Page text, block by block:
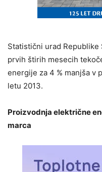
Statistični urad
prvih štirih mesecih
energije za 4 % manjša v
letu 2013.
Proizvodnja električne
marca